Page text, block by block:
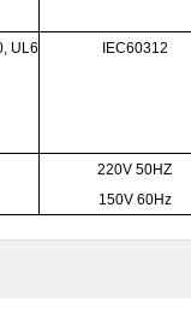
UL6 IEC60312
220V 50HZ
150V 60Hz